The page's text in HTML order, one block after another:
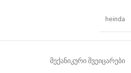
heinda
მექანიკური შვეიცარები